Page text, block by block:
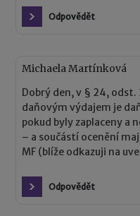
Odpovědět
Michaela Martínková
Dobrý den, v § 24, odst.
daňovým výdajem je
pokud byly zaplaceny a
– a součástí ocenění
MF (blíže odkazuji na
Odpovědět